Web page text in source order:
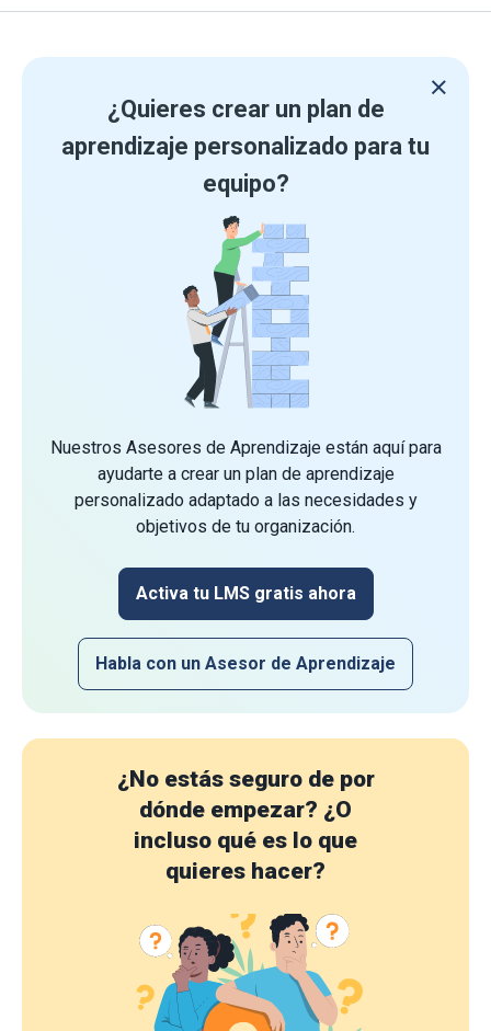
¿Quieres crear un plan de
aprendizaje personalizado para tu
equipo?
Nuestros Asesores de Aprendizaje están aquí para
ayudarte a crear un plan de aprendizaje
personalizado adaptado a las necesidades y
objetivos de tu organización.
Activa tu LMS gratis ahora
Habla con un Asesor de Aprendizaje
¿No estás seguro de por
dónde empezar? ¿O
incluso qué es lo que
quieres hacer?